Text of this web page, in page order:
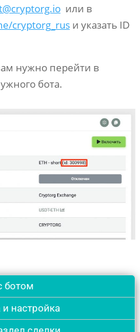
или в
cryptorg_rusи указать ID
нужно перейти в
бота.
ботом
настройка